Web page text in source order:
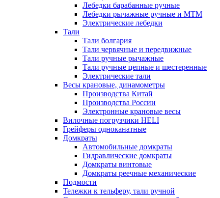
Лебедки барабанные ручные
Лебедки рычажные ручные и МТМ
Электрические лебедки
Тали
Тали болгария
Тали червячные и передвижные
Тали ручные рычажные
Тали ручные цепные и шестеренные
Электрические тали
Весы крановые, динамометры
Производства Китай
Производства России
Электронные крановые весы
Вилочные погрузчики HELI
Грейферы одноканатные
Домкраты
Автомобильные домкраты
Гидравлические домкраты
Домкраты винтовые
Домкраты реечные механические
Подмости
Тележки к тельферу, тали ручной